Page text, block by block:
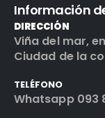
Información
DIRECCIÓN
Viña del mar,
Ciudad de la
TELÉFONO
Whatsapp 093